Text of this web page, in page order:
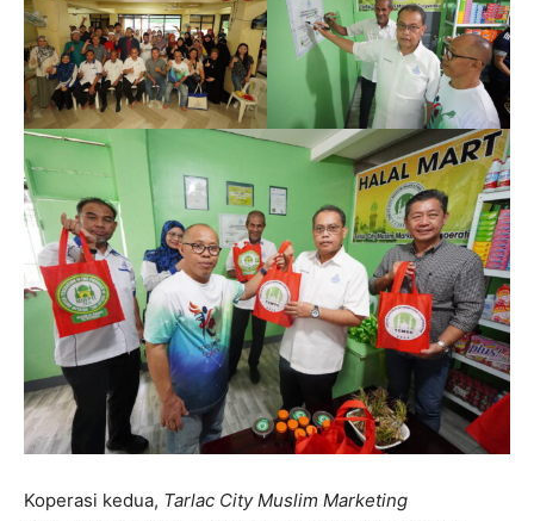
Koperasi kedua, Tarlac City Muslim Marketing